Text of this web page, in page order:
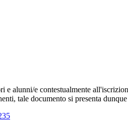
alunni/e contestualmente
tale documento si presenta